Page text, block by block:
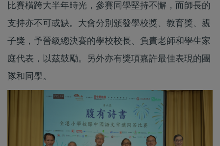
比賽橫跨大半年時光，參賽同學堅持不懈，而師長的
支持亦不可或缺。大會分別頒發學校獎、教育獎、親
子獎，予晉級總決賽的學校校長、負責老師和學生家
庭代表，以茲鼓勵。另外亦有獎項嘉許最佳表現的團
隊和同學。